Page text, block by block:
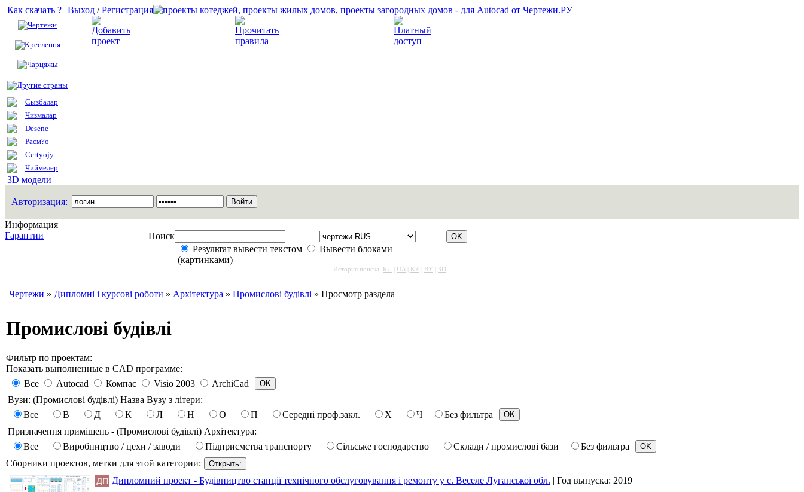
Как скачать ?
Чертежи
Креслення
Чарцяжы
Другие страны
Сызбалар
Чизмалар
Desene
Расм?о
Certyojy
Чиймелер
3D модели
Выход /Регистрация
Авторизация:
Информация
Гарантии
Поиск
Результат вывести текстом
Вывести блоками
(картинками)
История поиска: RU UA KZ BY 3D
Чертежи » Дипломні і курсові роботи » Архітектура » Промислові будівлі » Просмотр раздела
Промислові будівлі
Фильтр по проектам:
Показать выполненные в CAD программе:
Все
Autocad Компас Visio 2003
ArchiCad
Вузи: (Промислові будівлі) Назва Вузу з літери:
Все
В Д К Л Н О П Середні проф.закл. Х Ч
Без фильтра
Призначення приміщень - (Промислові будівлі) Архітектура:
Все
Виробництво / цехи / заводи Підприємства транспорту Сільське господарство Склади / промислові бази
Без фильтра
Сборники проектов, метки для этой категории:
Дипломний проект - Будівництво станції технічного обслуговування і ремонту у с. Веселе Луганської обл. | Год выпуска: 2019